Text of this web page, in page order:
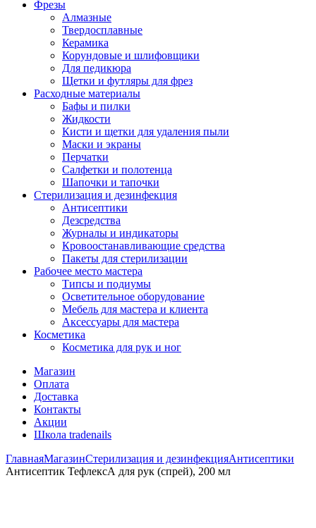
Фрезы
Алмазные
Твердосплавные
Керамика
Корундовые и шлифовщики
Для педикюра
Щетки и футляры для фрез
Расходные материалы
Бафы и пилки
Жидкости
Кисти и щетки для удаления пыли
Маски и экраны
Перчатки
Салфетки и полотенца
Шапочки и тапочки
Стерилизация и дезинфекция
Антисептики
Дезсредства
Журналы и индикаторы
Кровоостанавливающие средства
Пакеты для стерилизации
Рабочее место мастера
Типсы и подиумы
Осветительное оборудование
Мебель для мастера и клиента
Аксессуары для мастера
Косметика
Косметика для рук и ног
Магазин
Оплата
Доставка
Контакты
Акции
Школа tradenails
ГлавнаяМагазинСтерилизация и дезинфекцияАнтисептики
Антисептик ТефлексА для рук (спрей), 200 мл